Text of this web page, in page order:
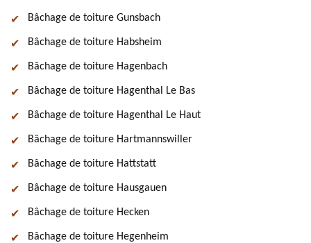
Bâchage de toiture Gunsbach
Bâchage de toiture Habsheim
Bâchage de toiture Hagenbach
Bâchage de toiture Hagenthal Le Bas
Bâchage de toiture Hagenthal Le Haut
Bâchage de toiture Hartmannswiller
Bâchage de toiture Hattstatt
Bâchage de toiture Hausgauen
Bâchage de toiture Hecken
Bâchage de toiture Hegenheim